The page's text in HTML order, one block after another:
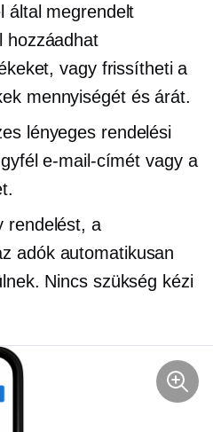
által megrendelt
hozzáadhat
vagy frissítheti a
mennyiségét és árát.
lényeges rendelési
e-mail-címét vagy a
rendelést, a
adók automatikusan
Nincs szükség kézi